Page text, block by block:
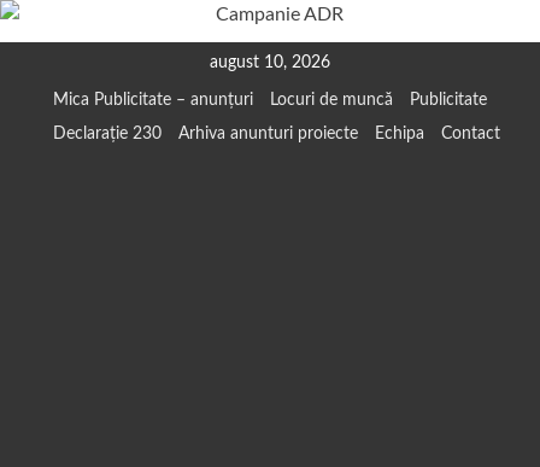
august 10, 2026
Mica Publicitate – anunțuri Locuri de muncă
Publicitate
Declarație 230
Arhiva anunturi proiecte Echipa Contact